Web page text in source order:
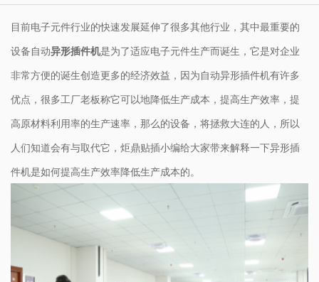
目前电子元件行业的快速发展延伸了很多其他行业，其中最重要的
设备自动异形插件机是为了适应电子元件生产而诞生，它是对企业
非常方便的诞生创造更多的经济效益，因为自动异形插件机有许多
优点，很多工厂老板称它可以地降低生产成本，提高生产效率，提
高原材料利用率的生产速率，那么的设备，将拯救大连的人，所以
人们知道会有与取代它，炬鼎贴插小编给大家带来解释一下异形插
件机是如何提高生产效率降低生产成本的。